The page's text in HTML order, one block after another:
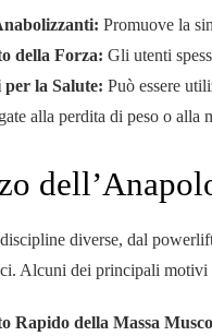
Promuove la
della Forza: Gli utenti
per la Salute: Può essere
alla perdita di peso o alla
diverse, dal
Alcuni dei principali motivi
Rapido della Massa